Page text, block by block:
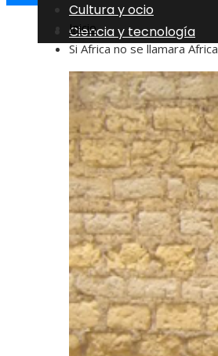
Cultura y ocio
Ciencia y tecnología
Inicio
Si Africa no se llamara Africa